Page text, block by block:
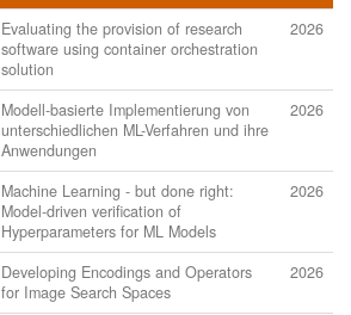
Evaluating the provision of research
software using container orchestration
solution
2026
Modell-basierte Implementierung von
unterschiedlichen ML-Verfahren und ihre
Anwendungen
2026
Machine Learning - but done right:
Model-driven verification of
Hyperparameters for ML Models
2026
Developing Encodings and Operators
for Image Search Spaces
2026